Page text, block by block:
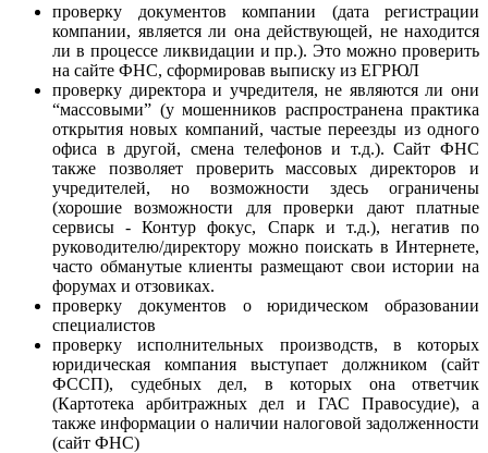
проверку документов компании (дата регистрации
компании, является ли она действующей, не находится
ли в процессе ликвидации и пр.). Это можно проверить
на сайте ФНС, сформировав выписку из ЕГРЮЛ
проверку директора и учредителя, не являются ли они
“массовыми” (у мошенников распространена практика
открытия новых компаний, частые переезды из одного
офиса в другой, смена телефонов и т.д.). Сайт ФНС
также позволяет проверить массовых директоров и
учредителей, но возможности здесь ограничены
(хорошие возможности для проверки дают платные
сервисы - Контур фокус, Спарк и т.д.), негатив по
руководителю/директору можно поискать в Интернете,
часто обманутые клиенты размещают свои истории на
форумах и отзовиках.
проверку документов о юридическом образовании
специалистов
проверку исполнительных производств, в которых
юридическая компания выступает должником (сайт
ФССП), судебных дел, в которых она ответчик
(Картотека арбитражных дел и ГАС Правосудие), а
также информации о наличии налоговой задолженности
(сайт ФНС)